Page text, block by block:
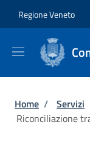
Regione Veneto
Briciole
Home / Servizi
Riconciliazione